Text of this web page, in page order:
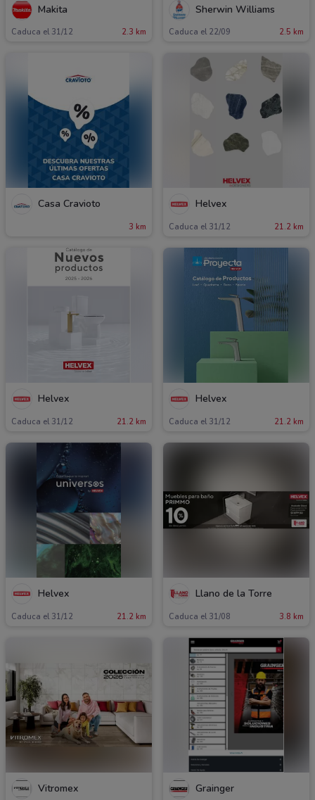
Makita
Caduca el 31/12 2.3 km
Sherwin Williams
Caduca el 22/09 2.5 km
Casa Cravioto
3 km
Helvex
Caduca el 31/12 21.2 km
Helvex
Caduca el 31/12 21.2 km
Helvex
Caduca el 31/12 21.2 km
Helvex
Caduca el 31/12 21.2 km
Llano de la Torre
Caduca el 31/08 3.8 km
Vitromex Grainger